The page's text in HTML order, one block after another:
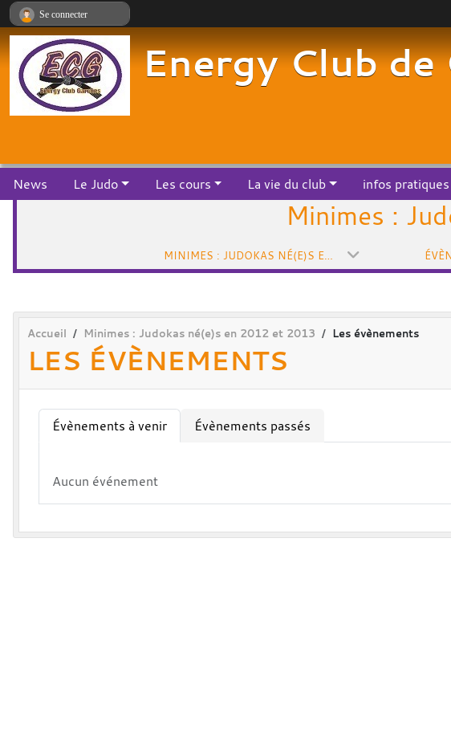
Energy Club de
News Le Judo Les cours La vie du club infos pratiques
Minimes :
MINIMES : JUDOKAS NÉ(E)S EN 2012 ET 2013
Accueil Minimes : Judokas né(e)s en 2012 et 2013 Les évènements
LES ÉVÈNEMENTS
Évènements à venir Évènements passés
Aucun événement
Se connecter
Panneau de gestion des cookies